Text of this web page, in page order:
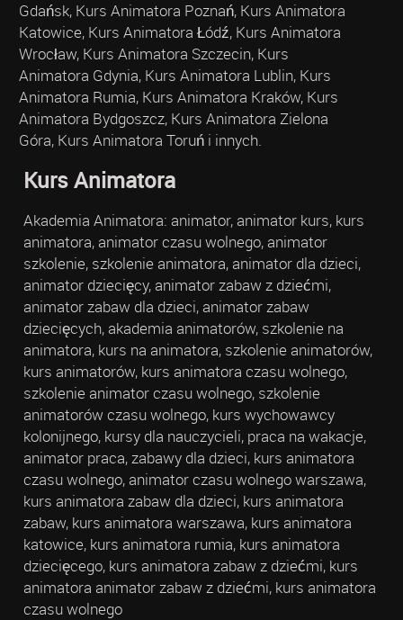
Gdańsk, Kurs Animatora Poznań, Kurs Animatora
Katowice, Kurs Animatora Łódź, Kurs Animatora
Wrocław, Kurs Animatora Szczecin, Kurs
Animatora Gdynia, Kurs Animatora Lublin, Kurs
Animatora Rumia, Kurs Animatora Kraków, Kurs
Animatora Bydgoszcz, Kurs Animatora Zielona
Góra, Kurs Animatora Toruń i innych.
Kurs Animatora
Akademia Animatora: animator, animator kurs, kurs
animatora, animator czasu wolnego, animator
szkolenie, szkolenie animatora, animator dla dzieci,
animator dziecięcy, animator zabaw z dziećmi,
animator zabaw dla dzieci, animator zabaw
dziecięcych, akademia animatorów, szkolenie na
animatora, kurs na animatora, szkolenie animatorów,
kurs animatorów, kurs animatora czasu wolnego,
szkolenie animator czasu wolnego, szkolenie
animatorów czasu wolnego, kurs wychowawcy
kolonijnego, kursy dla nauczycieli, praca na wakacje,
animator praca, zabawy dla dzieci, kurs animatora
czasu wolnego, animator czasu wolnego warszawa,
kurs animatora zabaw dla dzieci, kurs animatora
zabaw, kurs animatora warszawa, kurs animatora
katowice, kurs animatora rumia, kurs animatora
dziecięcego, kurs animatora zabaw z dziećmi, kurs
animatora animator zabaw z dziećmi, kurs animatora
czasu wolnego